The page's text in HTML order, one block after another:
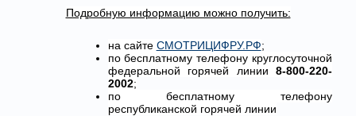
Подробную информацию можно получить:
на сайте СМОТРИЦИФРУ.РФ;
по бесплатному телефону круглосуточной
федеральной горячей линии 8-800-220-
2002;
по бесплатному телефону
республиканской горячей линии